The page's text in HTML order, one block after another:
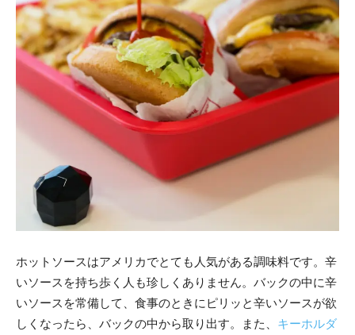
ホットソースはアメリカでとても人気がある調味料です。辛
いソースを持ち歩く人も珍しくありません。バックの中に辛
いソースを常備して、食事のときにピリッと辛いソースが欲
しくなったら、バックの中から取り出す。また、 キーホルダ